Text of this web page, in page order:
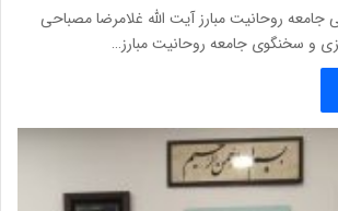
روحانیت مبارز آیت الله غلامرضا مصباحی
و سخنگوی جامعه روحانیت مبارز…